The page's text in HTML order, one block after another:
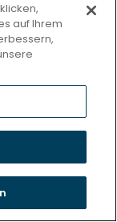
auf Ihrem